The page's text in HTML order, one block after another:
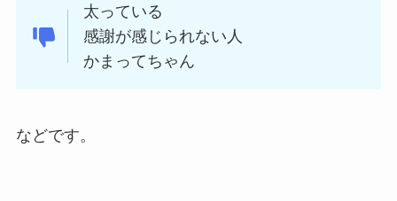
太っている
感謝が感じられない人
かまってちゃん
などです。